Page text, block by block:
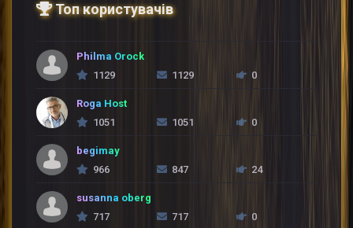
Топ користувачів
Philma Orock
1129
1129 0
Roga Host
1051
1051 0
begimay
966
847 24
susanna oberg
717
717 0